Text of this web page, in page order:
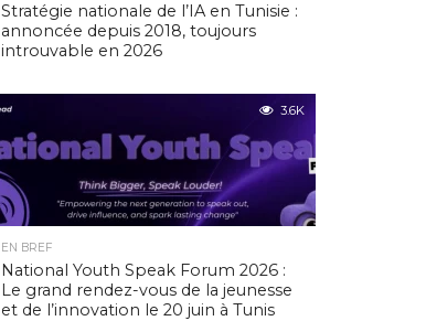
Stratégie nationale de l’IA en Tunisie :
annoncée depuis 2018, toujours
introuvable en 2026
3.6K
EN BREF
National Youth Speak Forum 2026 :
Le grand rendez-vous de la jeunesse
et de l’innovation le 20 juin à Tunis